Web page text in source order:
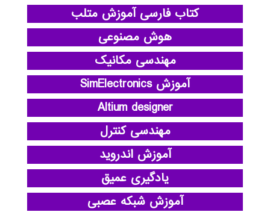
کتاب فارسی آموزش متلب
هوش مصنوعی
مهندسی مکانیک
آموزش SimElectronics
Altium designer
مهندسی کنترل
آموزش اندروید
یادگیری عمیق
آموزش شبکه عصبی